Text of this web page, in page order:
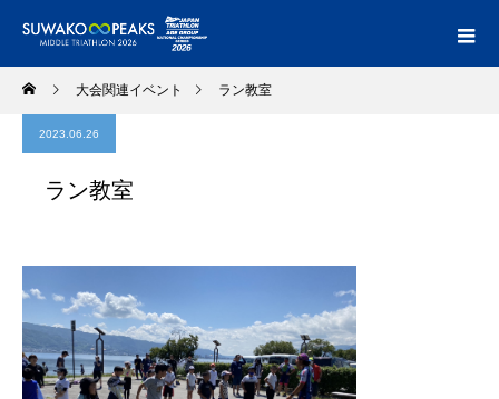
大会関連イベント ラン教室
2023.06.26
ラン教室